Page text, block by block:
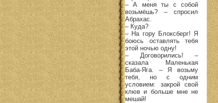
– А меня ты с собой
возьмёшь? – спросил
Абрахас.
– Куда?
– На гору Блоксберг! Я
боюсь оставлять тебя
этой ночью одну!
– Договорились! –
сказала Маленькая
Баба-Яга. – Я возьму
тебя, но с одним
условием: закрой свой
клюв и больше мне не
мешай!